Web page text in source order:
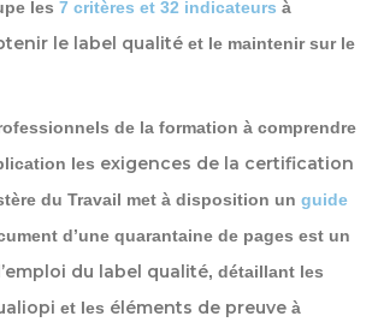
les 7 critères et 32 indicateurs à
le label qualité et le maintenir sur le
de la formation à comprendre
les exigences de la certification
du Travail met à disposition un guide
d’une quarantaine de pages est un
du label qualité, détaillant les
et les éléments de preuve à